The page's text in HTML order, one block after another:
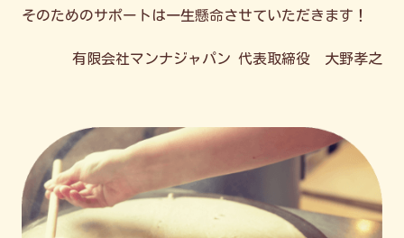
そのためのサポートは一生懸命させていただきます！
有限会社マンナジャパン 代表取締役 大野孝之